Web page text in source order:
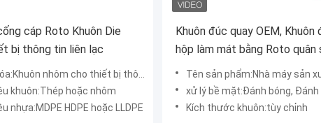
cáp Roto Khuôn Die
bị thông tin liên lạc
nhôm cho thiết bị thông tin liên lạc KHUÔN KHUÔN
khuôn:Thép hoặc nhôm
nhựa:MDPE HDPE hoặc LLDPE
Khuôn đúc quay OEM, Khuôn
hộp làm mát bằng Roto quân
Tên sản phẩm:Nhà máy sản xuất khuôn thùng làm mát
xử lý bề mặt:Đánh bóng, Đánh bóng mờ, Phun cát,
Kích thước khuôn:tùy chỉnh